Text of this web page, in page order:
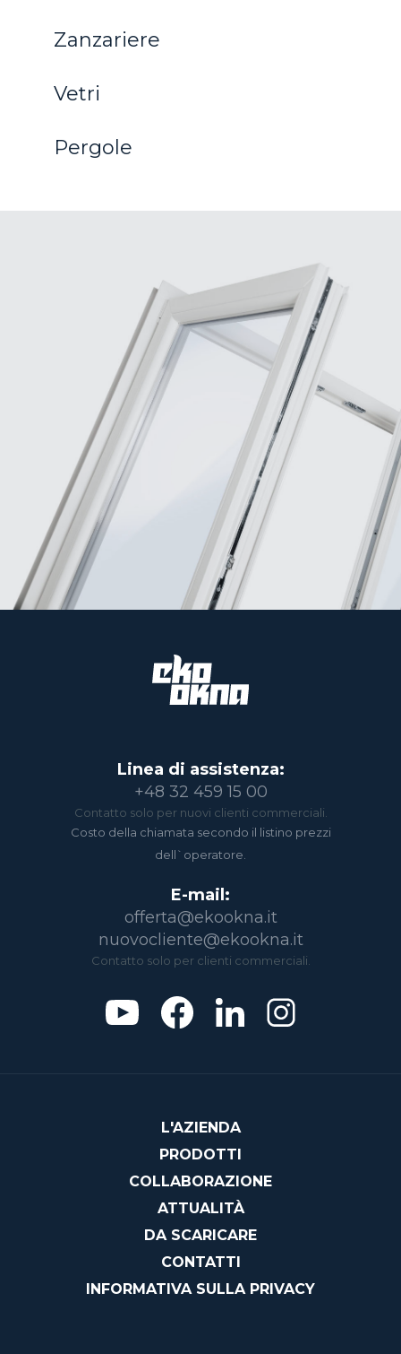
Zanzariere
Vetri
Pergole
Linea di assistenza:
+48 32 459 15 00
Contatto solo per nuovi clienti commerciali.
Costo della chiamata secondo il listino prezzi
dell`operatore.
E-mail:
offerta@ekookna.it
nuovocliente@ekookna.it
Contatto solo per clienti commerciali.
L'AZIENDA
PRODOTTI
COLLABORAZIONE
ATTUALITÀ
DA SCARICARE
CONTATTI
INFORMATIVA SULLA PRIVACY